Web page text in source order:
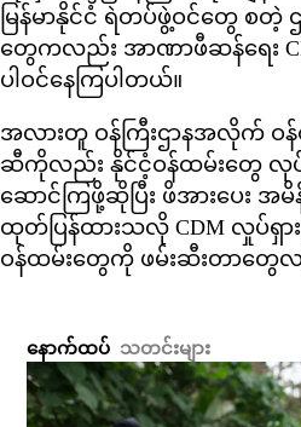
မြန်မာနိုင်ငံ ရဲတပ်ဖွဲ့ဝင်တွေ စတဲ့
တွေကလည်း အာဏာဖီဆန်ရေး
ပါဝင်နေကြပါတယ်။
အလားတူ ဝန်ကြီးဌာနအလိုက် ဝ
ဆီကိုလည်း နိုင်ငံ့ဝန်ထမ်းတွေ လုပ်
ဆောင်ကြဖို့ဆိုပြီး ဖိအားပေး အ
ထုတ်ပြန်ထားသလို CDM လှုပ်ရှား
ဝန်ထမ်းတွေကို ဖမ်းဆီးတာတွေလ
နောက်ထပ် သတင်းများ